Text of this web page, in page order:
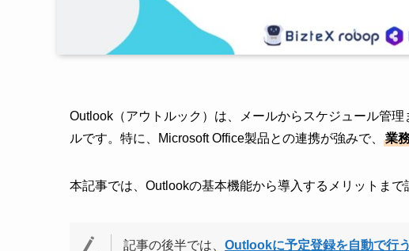
Outlook（アウトルック）は、メールからスケジュール管
ルです。特に、Microsoft Office製品との連携が強みで、
業
本記事では、Outlookの基本機能から導入するメリットまで
記事の後半では、 Outlookに予定登録を自動で行